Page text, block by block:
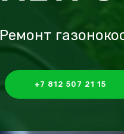
Ремонт
+7 812 507 21 15